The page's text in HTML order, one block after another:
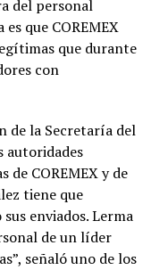
del personal
que COREMEX
que durante
con
de la Secretaría del
autoridades
COREMEX y de
tiene que
enviados. Lerma
de un líder
señaló uno de los